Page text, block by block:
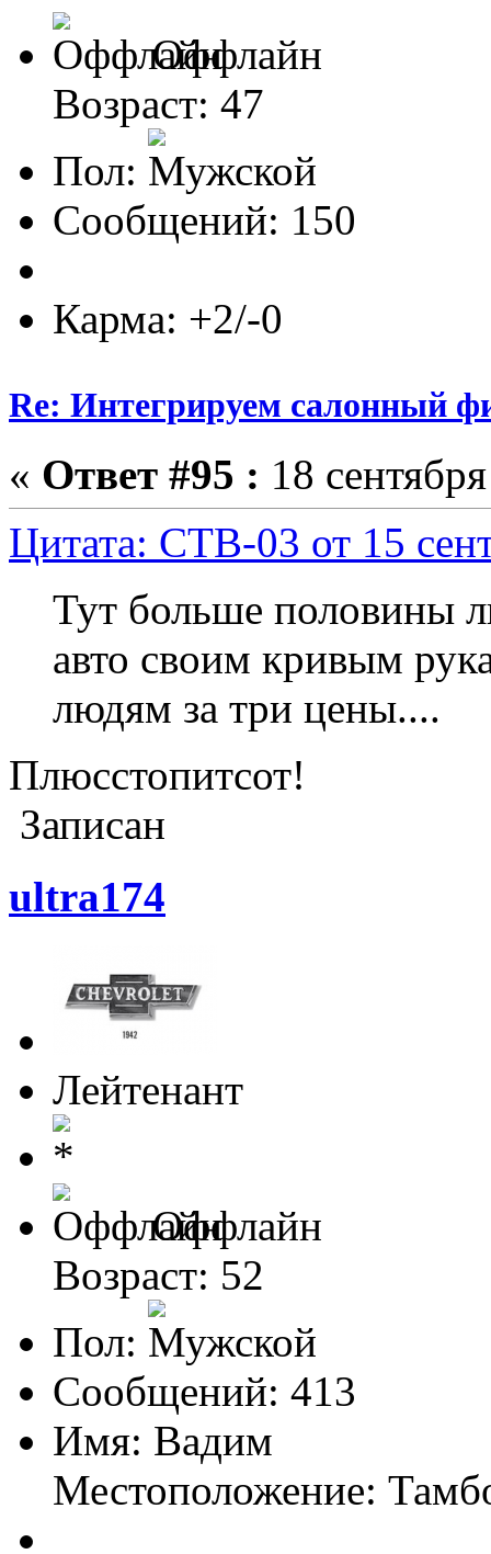
Оффлайн
Возраст: 47
Пол:
Сообщений: 150
Карма: +2/-0
Re: Интегрируем салонный
« Ответ #95 : 18
Цитата: CTB-03 от 15
Тут больше половины
авто своим кривым
людям за три цены....
Плюсстопитсот!
Записан
ultra174
Лейтенант
Оффлайн
Возраст: 52
Пол:
Сообщений: 413
Имя: Вадим
Местоположение: